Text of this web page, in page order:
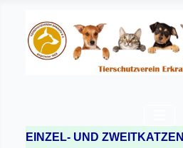
EINZEL- UND ZWEITKATZEN